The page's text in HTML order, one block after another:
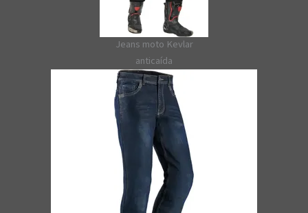
Jeans moto Kevlar
anticaída